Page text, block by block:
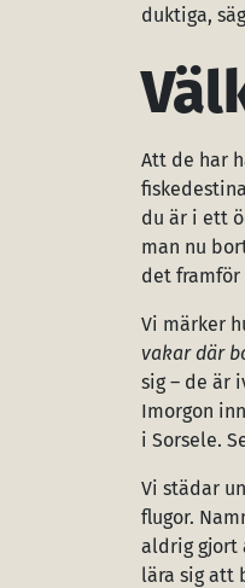
duktiga,
Att de har
du är i ett
man nu
det framför
Vi märker
vakar där
sig – de är
Imorgon
i Sorsele.
Vi städar
flugor.
aldrig gjort
lära sig att